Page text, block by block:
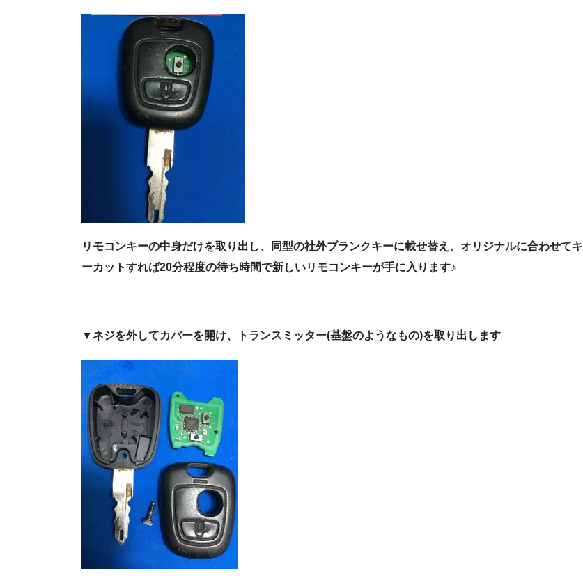
リモコンキーの中身だけを取り出し、同型の社外ブランクキーに載せ替え、オリジナルに合わせてキ
ーカットすれば20分程度の待ち時間で新しいリモコンキーが手に入ります♪
▼ネジを外してカバーを開け、トランスミッター(基盤のようなもの)を取り出します